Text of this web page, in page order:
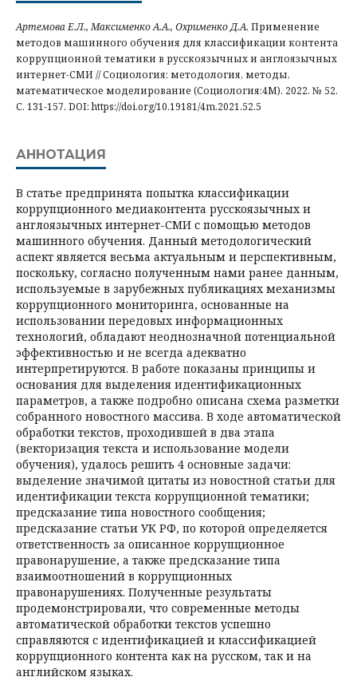
Артемова Е.Л., Максименко А.А., Охрименко Д.А. Применение
методов машинного обучения для классификации контента
коррупционной тематики в русскоязычных и англоязычных
интернет-СМИ // Социология: методология, методы,
математическое моделирование (Социология:4М). 2022. № 52.
С. 131-157. DOI: https://doi.org/10.19181/4m.2021.52.5
АННОТАЦИЯ
В статье предпринята попытка классификации
коррупционного медиаконтента русскоязычных и
англоязычных интернет-СМИ с помощью методов
машинного обучения. Данный методологический
аспект является весьма актуальным и перспективным,
поскольку, согласно полученным нами ранее данным,
используемые в зарубежных публикациях механизмы
коррупционного мониторинга, основанные на
использовании передовых информационных
технологий, обладают неоднозначной потенциальной
эффективностью и не всегда адекватно
интерпретируются. В работе показаны принципы и
основания для выделения идентификационных
параметров, а также подробно описана схема разметки
собранного новостного массива. В ходе автоматической
обработки текстов, проходившей в два этапа
(векторизация текста и использование модели
обучения), удалось решить 4 основные задачи:
выделение значимой цитаты из новостной статьи для
идентификации текста коррупционной тематики;
предсказание типа новостного сообщения;
предсказание статьи УК РФ, по которой определяется
ответственность за описанное коррупционное
правонарушение, а также предсказание типа
взаимоотношений в коррупционных
правонарушениях. Полученные результаты
продемонстрировали, что современные методы
автоматической обработки текстов успешно
справляются с идентификацией и классификацией
коррупционного контента как на русском, так и на
английском языках.